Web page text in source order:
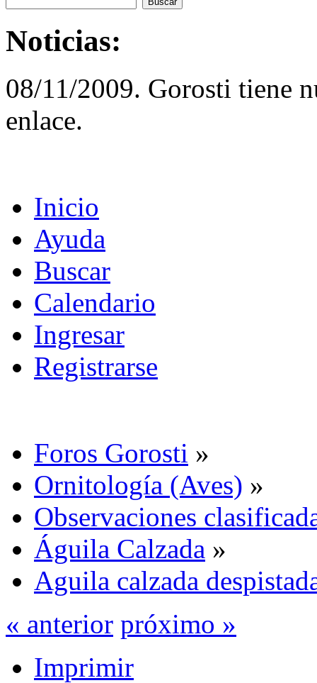
Noticias:
08/11/2009. Gorosti tiene
enlace.
Inicio
Ayuda
Buscar
Calendario
Ingresar
Registrarse
Foros Gorosti »
Ornitología (Aves) »
Observaciones
Águila Calzada »
Aguila calzada
« anterior próximo »
Imprimir